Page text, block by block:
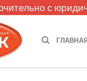
с